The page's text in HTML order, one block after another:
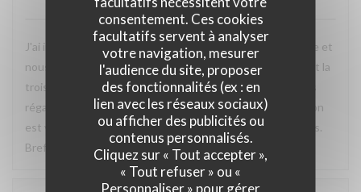
consentement. Ces cookies
facultatifs servent à analyser
votre navigation, mesurer
l'audience du site, proposer
des fonctionnalités (ex : en
lien avec les réseaux sociaux)
ou afficher des publicités ou
contenus personnalisés.
Cliquez sur « Tout accepter »,
« Tout refuser » ou «
Personnaliser » pour gérer
J'ai invité quelques amis pour fêter mon départ à la retraite et
nous avons très bien mangé, tout le monde était ravi. C'est la
troisième fois que je déjeune ici et à chaque fois je me suis
régalé. De plus, le service est très aimable et chaleureux, on
est vraiment bien accueilli et soignés tout au long du repas.
Bref, on passe un très bon moment.